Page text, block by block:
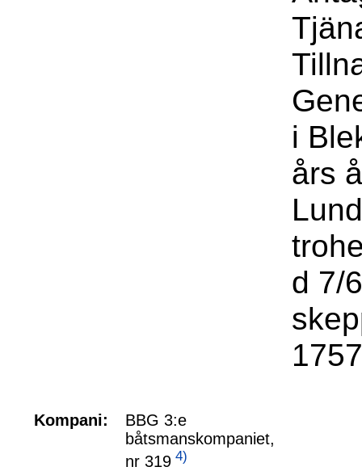
i
års
d 7/
Kompani:
BBG 3:e
båtsmanskompaniet,
nr 319 4)